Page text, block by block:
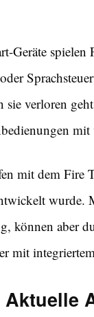
Geräte
verloren
mit dem Fire
wurde.
können aber
mit
Aktuelle